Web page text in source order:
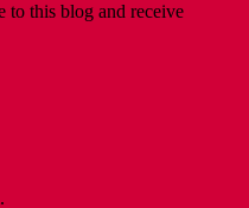
to this blog and receive